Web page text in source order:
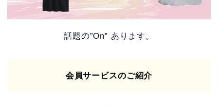
話題の”On” あります。
会員サービスのご紹介